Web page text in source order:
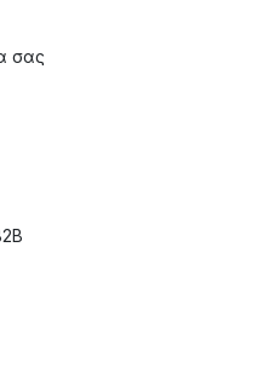
σας